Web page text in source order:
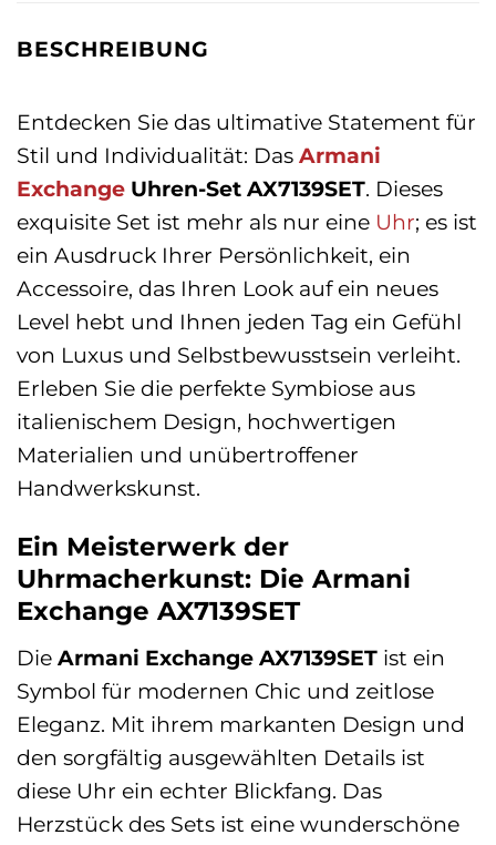
BESCHREIBUNG
Entdecken Sie das ultimative Statement für
Stil und Individualität: Das Armani
Exchange Uhren-Set AX7139SET. Dieses
exquisite Set ist mehr als nur eine Uhr; es ist
ein Ausdruck Ihrer Persönlichkeit, ein
Accessoire, das Ihren Look auf ein neues
Level hebt und Ihnen jeden Tag ein Gefühl
von Luxus und Selbstbewusstsein verleiht.
Erleben Sie die perfekte Symbiose aus
italienischem Design, hochwertigen
Materialien und unübertroffener
Handwerkskunst.
Ein Meisterwerk der
Uhrmacherkunst: Die Armani
Exchange AX7139SET
Die Armani Exchange AX7139SET ist ein
Symbol für modernen Chic und zeitlose
Eleganz. Mit ihrem markanten Design und
den sorgfältig ausgewählten Details ist
diese Uhr ein echter Blickfang. Das
Herzstück des Sets ist eine wunderschöne